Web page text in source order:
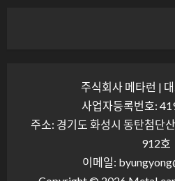
주식회사 메타런 |
사업자등록번호:
주소: 경기도 화성시 동탄첨단
912호
이메일: